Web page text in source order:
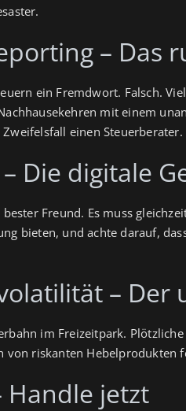
– Das
ein Fremdwort. Falsch.
mit einem
einen Steuerberater.
Die digitale
Freund. Es muss
bieten, und achte darauf,
– Der
im Freizeitpark.
von riskanten
Handle jetzt